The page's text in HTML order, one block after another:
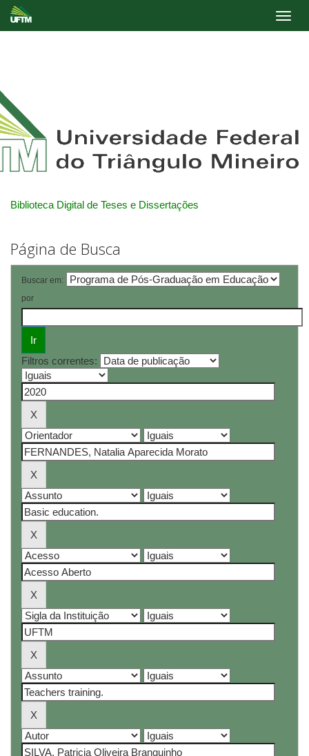
Biblioteca Digital de Teses e Dissertações
Página de Busca
Buscar em:
por
Filtros correntes: